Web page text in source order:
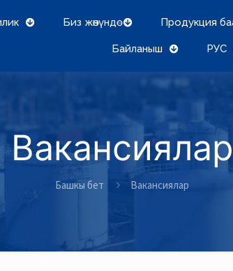
Биз жөнүндө Продукция
Байланыш РУС
Вакансиялар
Башкы бет Вакансиялар